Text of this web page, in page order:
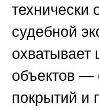
технически
судебной
охватывает
объектов —
покрытий и